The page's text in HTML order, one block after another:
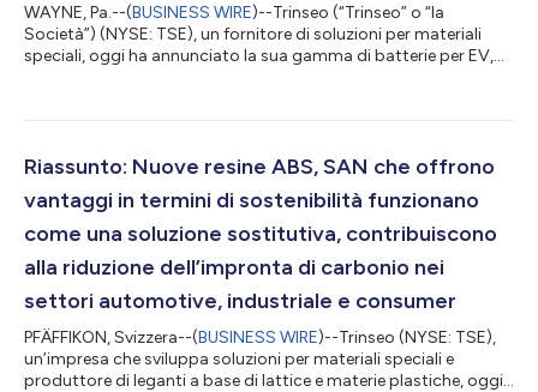
WAYNE, Pa.--(BUSINESS WIRE)--Trinseo (“Trinseo” o “la
Società”) (NYSE: TSE), un fornitore di soluzioni per materiali
speciali, oggi ha annunciato la sua gamma di batterie per EV,
testo originale del presente annuncio, redatto nella lingua di
offerte unicamente per comodità del lettore e devono rinviare al
Riassunto: Nuove resine ABS, SAN che offrono
vantaggi in termini di sostenibilità funzionano
come una soluzione sostitutiva, contribuiscono
alla riduzione dell’impronta di carbonio nei
settori automotive, industriale e consumer
PFÄFFIKON, Svizzera--(BUSINESS WIRE)--Trinseo (NYSE: TSE),
un’impresa che sviluppa soluzioni per materiali speciali e
produttore di leganti a base di lattice e materie plastiche, oggi